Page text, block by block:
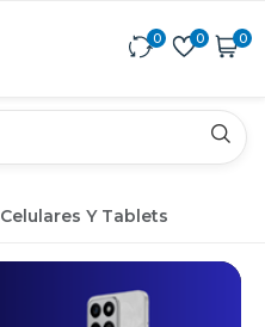
0 0 0
Celulares Y Tablets